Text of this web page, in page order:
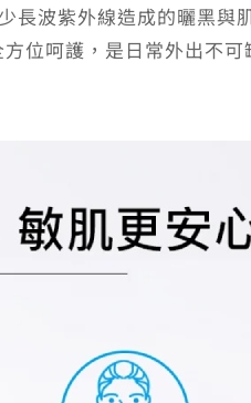
長波紫外線造成的曬黑與
位呵護，是日常外出不可